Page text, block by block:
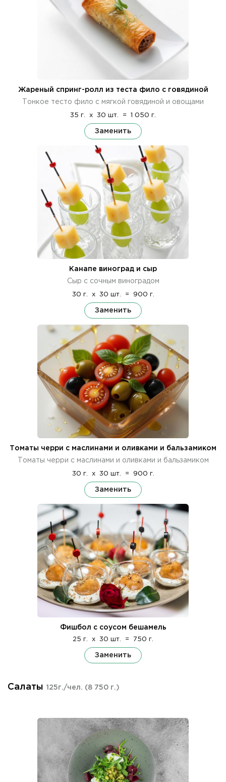
Жареный спринг-ролл из теста фило с говядиной
Тонкое тесто фило с мягкой говядиной и овощами
35 г. x 30 шт. = 1 050 г.
Заменить
Канапе виноград и сыр
Сыр с сочным виноградом
30 г. x 30 шт. = 900 г.
Заменить
Томаты черри с маслинами и оливками и бальзамиком
Томаты черри с маслинами и оливками и бальзамиком
30 г. x 30 шт. = 900 г.
Заменить
Фишбол с соусом бешамель
25 г. x 30 шт. = 750 г.
Заменить
Салаты 125г./чел. (8 750 г.)